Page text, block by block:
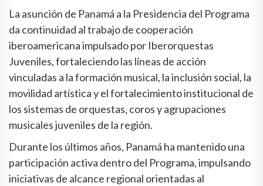
La asunción de Panamá a la Presidencia del Programa
da continuidad al trabajo de cooperación
iberoamericana impulsado por Iberorquestas
Juveniles, fortaleciendo las líneas de acción
vinculadas a la formación musical, la inclusión social, la
movilidad artística y el fortalecimiento institucional de
los sistemas de orquestas, coros y agrupaciones
musicales juveniles de la región.
Durante los últimos años, Panamá ha mantenido una
participación activa dentro del Programa, impulsando
iniciativas de alcance regional orientadas al